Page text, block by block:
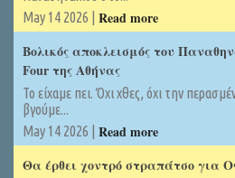
May 14 2026 | Read more
Βολικός αποκλεισμός του
Four της Αθήνας
Το είχαμε πει. Όχι χθες, όχι την
βγούμε...
May 14 2026 | Read more
Θα έρθει χοντρό στραπάτσο για